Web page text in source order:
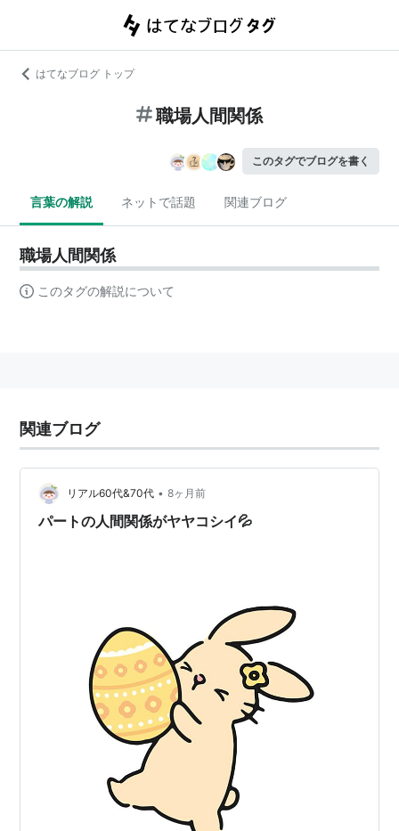
はてなブログ トップ
職場人間関係
このタグでブログを書く
言葉の解説 ネットで話題 関連ブログ
職場人間関係
このタグの解説について
関連ブログ
リアル60代&70代 • 8ヶ月前
パートの人間関係がヤヤコシイ💦